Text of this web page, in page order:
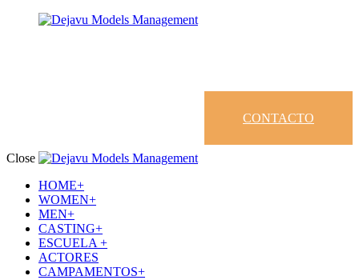
CONTACTO
Close
HOME+
WOMEN+
MEN+
CASTING+
ESCUELA +
ACTORES
CAMPAMENTOS+